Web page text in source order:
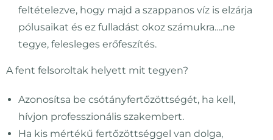
feltételezve, hogy majd a szappanos víz is elzárja
pólusaikat és ez fulladást okoz számukra….ne
tegye, felesleges erőfeszítés.
A fent felsoroltak helyett mit tegyen?
Azonosítsa be csótányfertőzöttségét, ha kell,
hívjon professzionális szakembert.
Ha kis mértékű fertőzöttséggel van dolga,